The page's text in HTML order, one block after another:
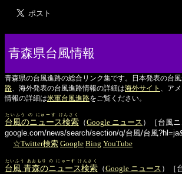
青森県台風情報
青森県の台風進路の総合リンク集です。日本発表の台
路 、海外発表の台風進路情報の詳細は海外サイト
、ア
情報の詳細は米軍台風進路をご覧ください。
台風のニュース検索
たいふう の にゅーす けんさく
（Google ニュース ）［台風ニ
google.com/news/search/section/q/台風/台風
☆Twitter検索 Google Bing YouTube
台風 青森のニュース検索
たいふう あおもり の にゅーす けんさく
（Google ニュース ）［